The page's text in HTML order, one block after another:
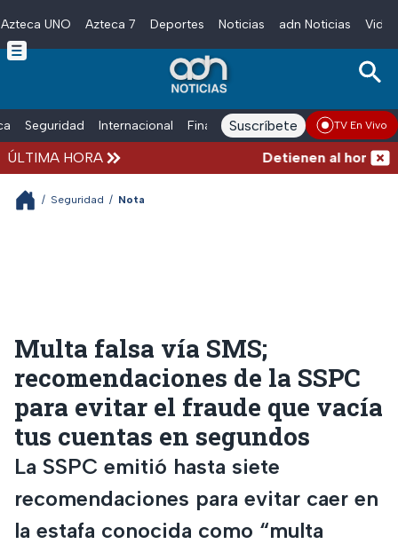
Skip to main content
Azteca UNO Azteca 7 Deportes Noticias adn Noticias
Seguridad Internacional Finanzas adn Noticias Radio
Suscríbete TV En Vivo
ÚLTIMA HORA Detienen al hombre
/ Seguridad / Nota
Multa falsa vía SMS;
recomendaciones de la SSPC
para evitar el fraude que vacía
tus cuentas en segundos
La SSPC emitió hasta siete
recomendaciones para evitar caer en
la estafa conocida como “multa